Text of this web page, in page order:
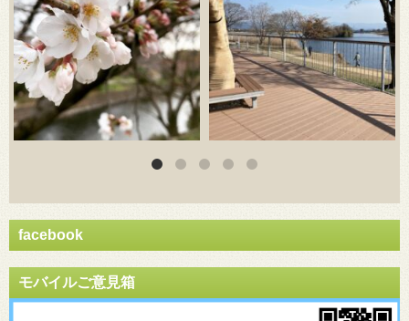
facebook
モバイルご意見箱